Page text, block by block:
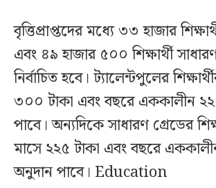
বৃত্তিপ্রাপ্তদের মধ্যে ৩৩ হাজার
এবং ৪৯ হাজার ৫০০ শিক্ষার্থী
নির্বাচিত হবে। ট্যালেন্টপুলের
৩০০ টাকা এবং বছরে এককালীন
পাবে। অন্যদিকে সাধারণ গ্রেডের
মাসে ২২৫ টাকা এবং বছরে
অনুদান পাবে। Education